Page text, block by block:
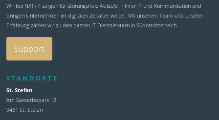
Wir bei NXT-IT sorgen für störungsfreie Abläufe in Ihrer IT und Kommunikation und
bringen Unternehmen im digitalen Zeitalter weiter. Mit unserem Team und unserer
Erfahrung zählen wir zu den besten IT Dienstleistern in Südostösterreich.
Support
STANDORTE
St. Stefan
Am Gewerbepark 12
9431 St. Stefan